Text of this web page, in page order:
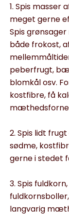
1. Spis
meget gerne
Spis
både frokost,
peberfrugt,
blomkål osv.
kostfibre, få
2. Spis lidt
sødme,
gerne i stedet
3. Spis
langvarig